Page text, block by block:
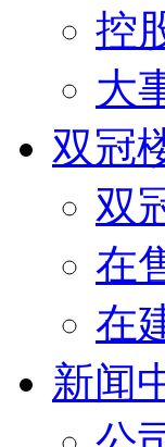
控
大
双冠
双
在
在
新闻